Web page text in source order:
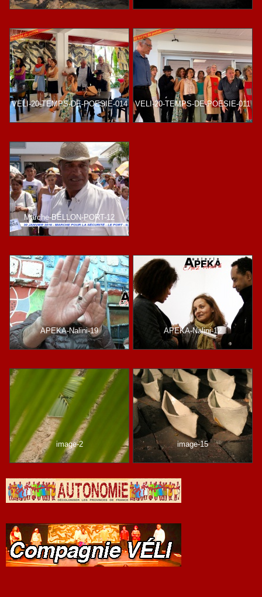
VELI-20-TEMPS-DE-POESIE-014 VELI-20-TEMPS-DE-POESIE-011
Marche-BELLON-PORT-12
APEKA-Nalini-19 APEKA-Nalini-12
image-2 image-15